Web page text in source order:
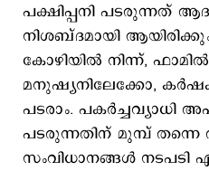
പക്ഷിപ്പനി പടരുന്നത്
നിശബ്ദമായി
കോഴിയിൽ നിന്ന്,
മനുഷ്യനിലേക്കോ,
പടരാം. പകർച്ചവ്യാധി
പടരുന്നതിന് മുമ്പ്
സംവിധാനങ്ങൾ നടപടി